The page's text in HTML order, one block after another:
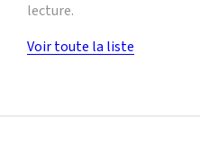
lecture.
Voir toute la liste